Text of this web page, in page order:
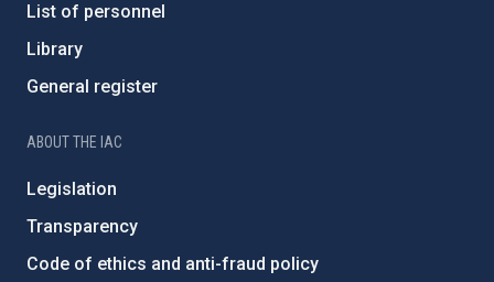
List of personnel
Library
General register
ABOUT THE IAC
Legislation
Transparency
Code of ethics and anti-fraud policy